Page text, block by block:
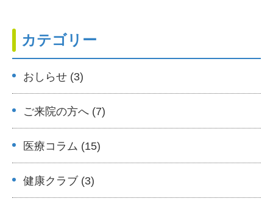
カテゴリー
おしらせ (3)
ご来院の方へ (7)
医療コラム (15)
健康クラブ (3)